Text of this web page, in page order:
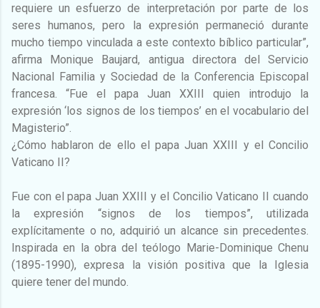
requiere un esfuerzo de interpretación por parte de los
seres humanos, pero la expresión permaneció durante
mucho tiempo vinculada a este contexto bíblico particular”,
afirma Monique Baujard, antigua directora del Servicio
Nacional Familia y Sociedad de la Conferencia Episcopal
francesa. “Fue el papa Juan XXIII quien introdujo la
expresión ‘los signos de los tiempos’ en el vocabulario del
Magisterio”.
¿Cómo hablaron de ello el papa Juan XXIII y el Concilio
Vaticano II?
Fue con el papa Juan XXIII y el Concilio Vaticano II cuando
la expresión “signos de los tiempos”, utilizada
explícitamente o no, adquirió un alcance sin precedentes.
Inspirada en la obra del teólogo Marie-Dominique Chenu
(1895-1990), expresa la visión positiva que la Iglesia
quiere tener del mundo.